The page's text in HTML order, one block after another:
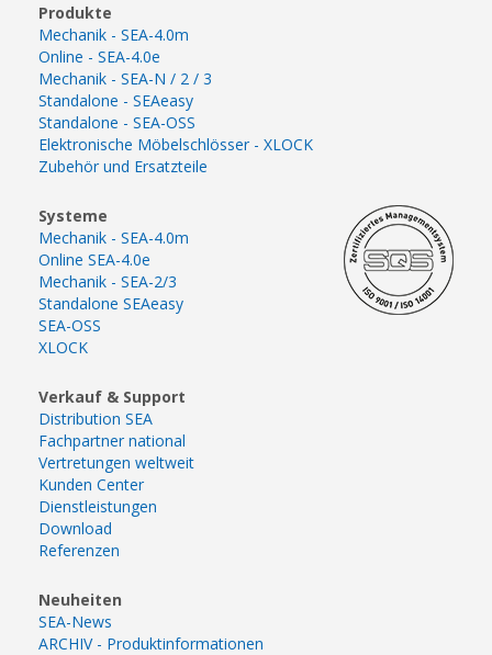
Produkte
Mechanik - SEA-4.0m
Online - SEA-4.0e
Mechanik - SEA-N / 2 / 3
Standalone - SEAeasy
Standalone - SEA-OSS
Elektronische Möbelschlösser - XLOCK
Zubehör und Ersatzteile
Systeme
Mechanik - SEA-4.0m
Online SEA-4.0e
Mechanik - SEA-2/3
Standalone SEAeasy
SEA-OSS
XLOCK
Verkauf & Support
Distribution SEA
Fachpartner national
Vertretungen weltweit
Kunden Center
Dienstleistungen
Download
Referenzen
Neuheiten
SEA-News
ARCHIV - Produktinformationen